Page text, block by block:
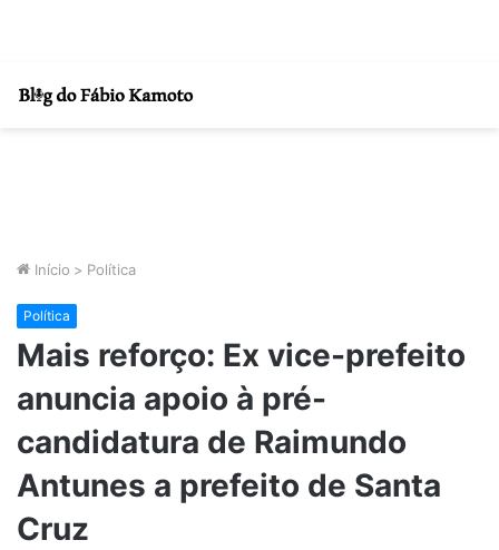
Início > Política
Política
Mais reforço: Ex vice-prefeito
anuncia apoio à pré-
candidatura de Raimundo
Antunes a prefeito de Santa
Cruz